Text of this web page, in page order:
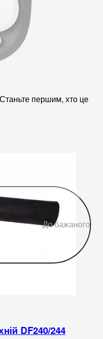
першим, хто це
До бажаного
DF240/244